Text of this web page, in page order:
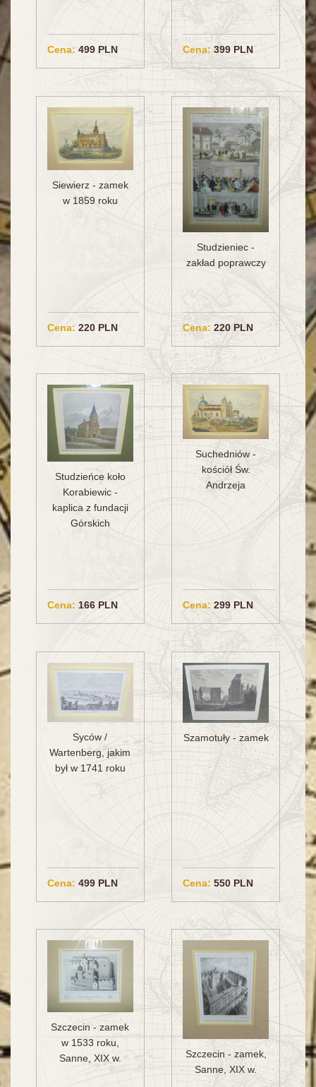
Cena: 499 PLN Cena: 399 PLN
Siewierz - zamek
w 1859 roku
Cena: 220 PLN
Studzieniec -
zakład poprawczy
Cena: 220 PLN
Studzieńce koło
Korabiewic -
kaplica z fundacji
Górskich
Cena: 166 PLN
Suchedniów -
kościół Św.
Andrzeja
Cena: 299 PLN
Syców /
Wartenberg, jakim
był w 1741 roku
Cena: 499 PLN
Szamotuły - zamek
Cena: 550 PLN
Szczecin - zamek
w 1533 roku,
Sanne, XIX w.
Szczecin - zamek,
Sanne, XIX w.